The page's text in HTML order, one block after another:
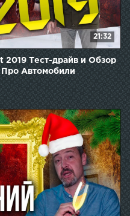
21:32
Тест-драйв и Обзор
Про Автомобили